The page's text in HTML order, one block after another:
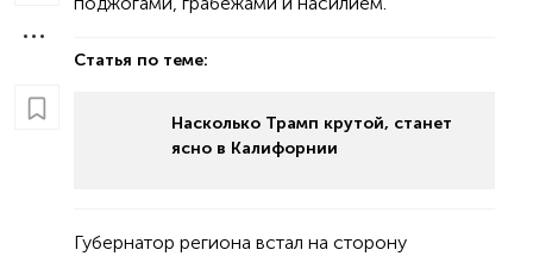
Статья по теме:
Насколько Трамп крутой, станет
ясно в Калифорнии
Губернатор региона встал на сторону